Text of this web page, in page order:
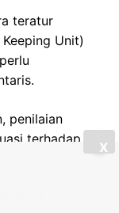
teratur
Unit)
penilaian
terhadap
X